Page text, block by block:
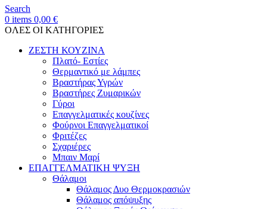
Search
0 items 0,00 €
OΛΕΣ ΟΙ ΚΑΤΗΓΟΡΙΕΣ
ΖΕΣΤΗ ΚΟΥΖΙΝΑ
Πλατό- Εστίες
Θερμαντικό με λάμπες
Βραστήρας Υγρών
Βραστήρες Ζυμαρικών
Γύροι
Επαγγελματικές κουζίνες
Φούρνοι Επαγγελματικοί
Φριτέζες
Σχαριέρες
Μπαιν Μαρί
ΕΠΑΓΓΕΛΜΑΤΙΚΗ ΨΥΞΗ
Θάλαμοι
Θάλαμος Δυο Θερμοκρασιών
Θάλαμος απόψυξης